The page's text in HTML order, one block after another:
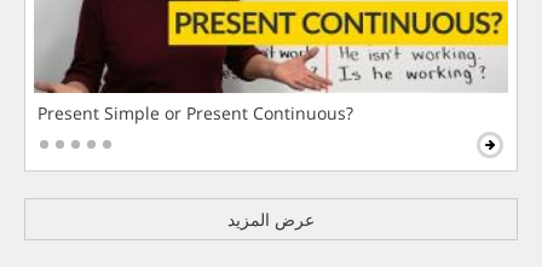
Present Simple or Present Continuous?
عرض المزيد